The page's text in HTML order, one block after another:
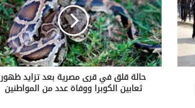
حالة قلق في قرى مصرية بعد تزايد ظهور
ثعابين الكوبرا ووفاة عدد من المواطنين